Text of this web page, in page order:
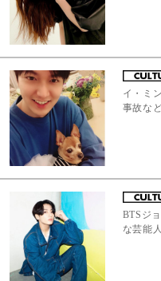
イ・ミ
事故な
BTSジ
な芸能